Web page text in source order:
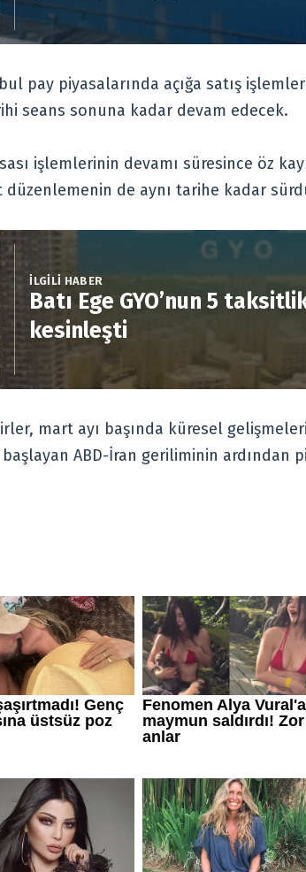
pay piyasalarında açığa satış
seans sonuna kadar devam edecek.
işlemlerinin devamı süresince öz
de aynı tarihe kadar
İLGİLİ HABER
Batı Ege GYO’nun 5
kesinleşti
mart ayı başında küresel
başlayan ABD-İran geriliminin ardından